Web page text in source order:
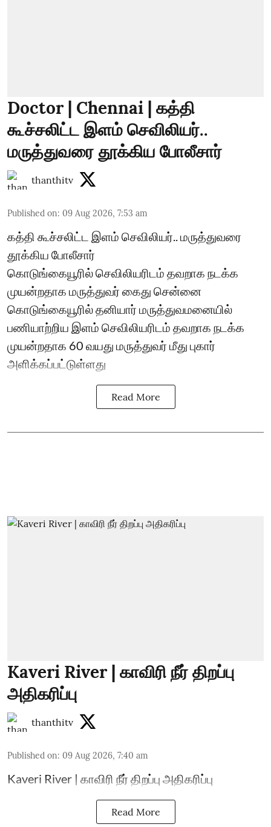
Doctor | Chennai | கத்தி
கூச்சலிட்ட இளம் செவிலியர்..
மருத்துவரை தூக்கிய போலீசார்
thanthitv
Published on: 09 Aug 2026, 7:53 am
கத்தி கூச்சலிட்ட இளம் செவிலியர்.. மருத்துவரை
தூக்கிய போலீசார்
கொடுங்கையூரில் செவிலியரிடம் தவறாக நடக்க
முயன்றதாக மருத்துவர் கைது சென்னை
கொடுங்கையூரில் தனியார் மருத்துவமனையில்
பணியாற்றிய இளம் செவிலியரிடம் தவறாக நடக்க
முயன்றதாக 60 வயது மருத்துவர் மீது புகார்
அளிக்கப்பட்டுள்ளது
Read More
Kaveri River | காவிரி நீர் திறப்பு
அதிகரிப்பு
thanthitv
Published on: 09 Aug 2026, 7:40 am
Kaveri River | காவிரி நீர் திறப்பு அதிகரிப்பு
Read More